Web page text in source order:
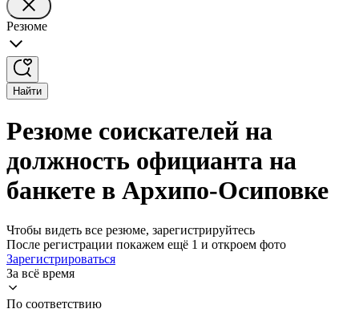
Резюме
Найти
Резюме соискателей на
должность официанта на
банкете в Архипо-Осиповке
Чтобы видеть все резюме, зарегистрируйтесь
После регистрации покажем ещё 1 и откроем фото
Зарегистрироваться
За всё время
По соответствию